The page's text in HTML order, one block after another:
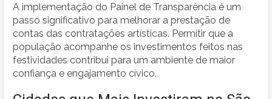
A implementação do Painel de Transparência é um
passo significativo para melhorar a prestação de
contas das contratações artísticas. Permitir que a
população acompanhe os investimentos feitos nas
festividades contribui para um ambiente de maior
confiança e engajamento cívico.